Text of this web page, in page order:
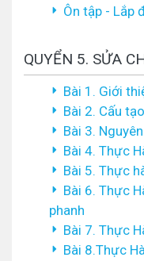
Ôn tập - Lắp
QUYỂN 5. SỬA
Bài 1. Giới
Bài 2. Cấu
Bài 3.
Bài 4. Thực
Bài 5. Thực
Bài 6. Thực
phanh
Bài 7. Thực
Bài 8.Thực